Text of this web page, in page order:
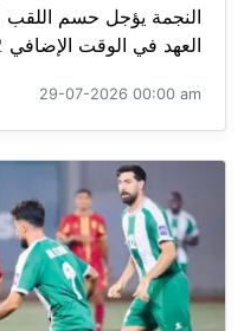
النجمة يؤجل حسم اللقب
العهد في الوقت الإضافي 2-1، في الجولة ال...
29-07-2026 00:00 am